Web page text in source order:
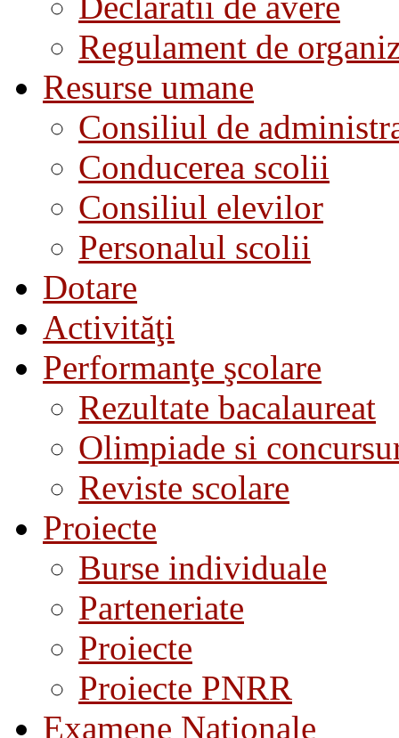
Regulament de
Resurse umane
Consiliul de
Conducerea scolii
Consiliul elevilor
Personalul scolii
Dotare
Activităţi
Performanţe şcolare
Rezultate bacalaureat
Olimpiade si
Reviste scolare
Proiecte
Burse individuale
Parteneriate
Proiecte
Proiecte PNRR
Examene Nationale